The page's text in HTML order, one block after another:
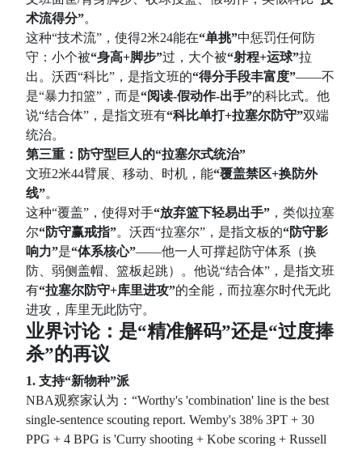
术流得分”。
这种“技术流”，使得2米24能在“单挑”中惩罚任何防
守：小个被“身高+脚步”过，大个被“射程+运球”拉
出。沃西“科比”，是指文班的“得分手段丰富度”——不
是“暴力扣篮”，而是“阅读-假动作-出手”的科比式。他
说“结合体”，是指文班有“科比单打+拉塞尔防守”双端
统治。
第三重：防守型巨人的“拉塞尔式统治”
文班2米44臂展、移动、时机，能“覆盖禁区+换防外
线”。
这种“覆盖”，使得对手“放弃篮下轻易出手” ，类似拉塞
尔“防守赢戒指”。沃西“拉塞尔”，是指文板的“防守影
响力”是“体系核心”——他一人可撑起防守体系（换
防、弱侧盖帽、篮板起跳）。他说“结合体”，是指文班
有“拉塞尔防守+库里进攻”的全能，而拉塞尔时代无此
进攻，库里无此防守。
业界讨论：是“精准解码”还是“过度捧
杀”的再议
1. 支持“新物种”派
NBA观察家认为：“Worthy's 'combination' line is the best
single-sentence scouting report. Wemby's 38% 3PT + 30
PPG + 4 BPG is 'Curry shooting + Kobe scoring + Russell